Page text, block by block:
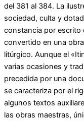
del 381 al 384. La
sociedad, culta y
constancia por escrito
convertido en una
litúrgico. Aunque el
varias ocasiones y
precedida por una
se caracteriza por el
algunos textos
las obras maestras,